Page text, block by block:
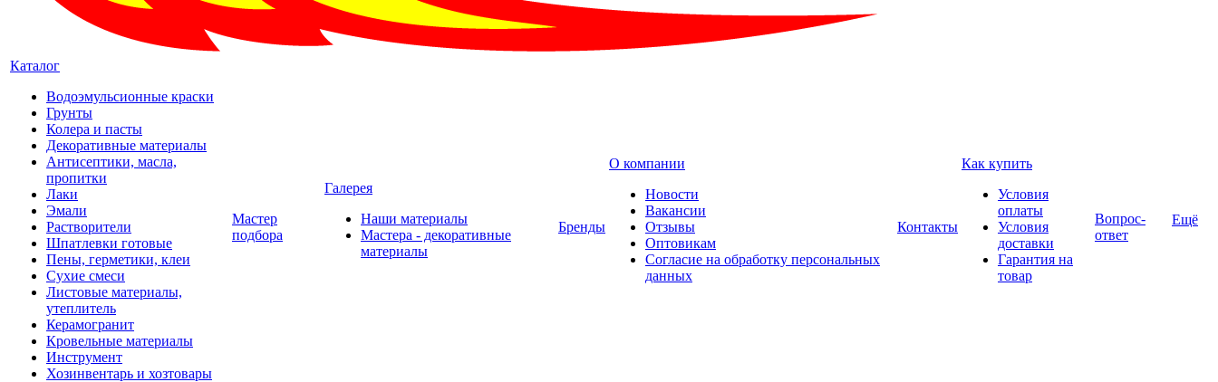
Каталог
Водоэмульсионные краски
Грунты
Колера и пасты
Декоративные материалы
Антисептики, масла,
пропитки
Лаки
Эмали
Растворители
Шпатлевки готовые
Пены, герметики, клеи
Сухие смеси
Листовые материалы,
утеплитель
Керамогранит
Кровельные материалы
Инструмент
Хозинвентарь и хозтовары
Мастер
подбора
Галерея
Наши материалы
Мастера - декоративные
материалы
Бренды
О компании
Новости
Вакансии
Отзывы
Оптовикам
Cогласие на обработку персональных
данных
Контакты
Как купить
Условия
оплаты
Условия
доставки
Гарантия на
товар
Вопрос-
ответ
Ещё